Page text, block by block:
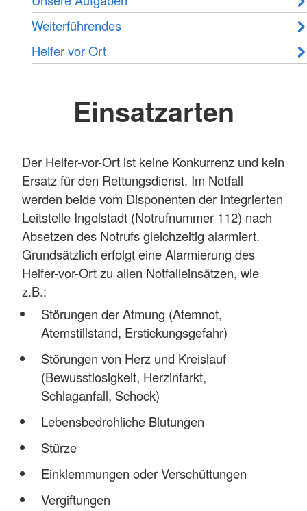
Weiterführendes
Helfer vor Ort
Einsatzarten
Der Helfer-vor-Ort ist keine Konkurrenz und kein
Ersatz für den Rettungsdienst. Im Notfall
werden beide vom Disponenten der Integrierten
Leitstelle Ingolstadt (Notrufnummer 112) nach
Absetzen des Notrufs gleichzeitig alarmiert.
Grundsätzlich erfolgt eine Alarmierung des
Helfer-vor-Ort zu allen Notfalleinsätzen, wie
z.B.:
Störungen der Atmung (Atemnot,
Atemstillstand, Erstickungsgefahr)
Störungen von Herz und Kreislauf
(Bewusstlosigkeit, Herzinfarkt,
Schlaganfall, Schock)
Lebensbedrohliche Blutungen
Stürze
Einklemmungen oder Verschüttungen
Vergiftungen